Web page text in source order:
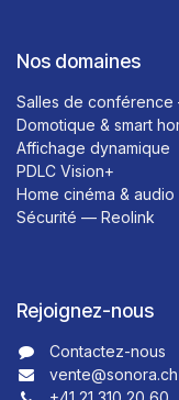
Nos domaines
Salles de
Domotique & smart
Affichage dynamique
PDLC Vision+
Home cinéma & audio
Sécurité — Reolink
Rejoignez-nous
Contactez-nous​​
vente@sonora.ch